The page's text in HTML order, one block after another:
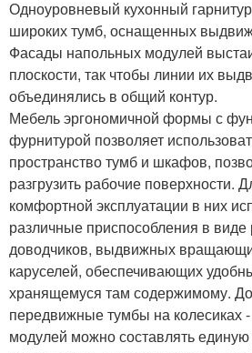
Одноуровневый кухонный
широких тумб, оснащенных
Фасады напольных модулей
плоскости, так чтобы линии их
объединялись в общий контур.
Мебель эргономичной формы с
фурнитурой позволяет
пространство тумб и шкафов,
разгрузить рабочие поверхности.
комфортной эксплуатации в них
различные приспособления в виде
доводчиков, выдвижных
каруселей, обеспечивающих
хранящемуся там содержимому.
передвижные тумбы на колесиках -
модулей можно составлять